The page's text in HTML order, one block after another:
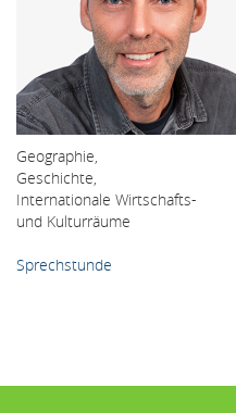
Geographie,
Geschichte,
Internationale Wirtschafts-
und Kulturräume
Sprechstunde